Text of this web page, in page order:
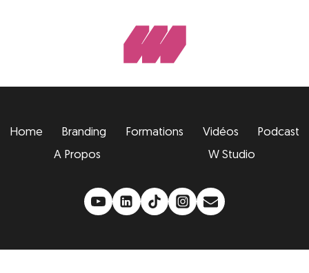
Home Branding Formations Vidéos
Podcast
A Propos
W Studio